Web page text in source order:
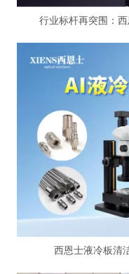
行业标杆再突围：
西恩士液冷板清